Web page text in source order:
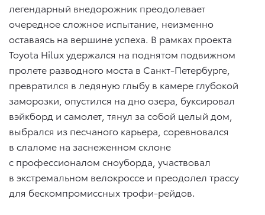
легендарный внедорожник преодолевает
очередное сложное испытание, неизменно
оставаясь на вершине успеха. В рамках проекта
Toyota Hilux удержался на поднятом подвижном
пролете разводного моста в Санкт-Петербурге,
превратился в ледяную глыбу в камере глубокой
заморозки, опустился на дно озера, буксировал
вэйкборд и самолет, тянул за собой целый дом,
выбрался из песчаного карьера, соревновался
в слаломе на заснеженном склоне
с профессионалом сноуборда, участвовал
в экстремальном велокроссе и преодолел трассу
для бескомпромиссных трофи-рейдов.